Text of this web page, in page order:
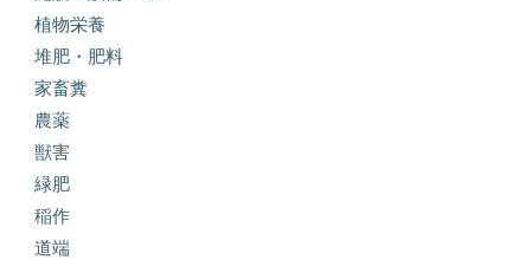
植物栄養
堆肥・肥料
家畜糞
農薬
獣害
緑肥
稲作
道端